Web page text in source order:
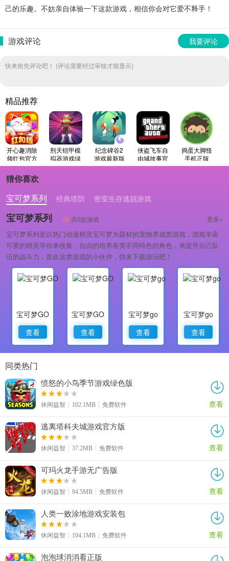
己的乐趣。不妨亲自体验一下这款游戏，相信你会对它爱不释手！
游戏评论 我要评论
快来抢先评论吧！ (评论需要经过审核才能显示)
精品推荐
开心趣消除
领红包官方
最新版
刑天铠甲模
拟器游戏绿
色版
纪念碑谷2
游戏最新版
侠盗飞车自
由城故事官
方正版
捣蛋大脚怪
手机正版
猜你喜欢
宝可梦系列
经典塔防 密室生存逃脱游戏
宝可梦系列 共0款游戏 更多>
宝可梦系列是以热门动漫精灵宝可梦为题材的宠物养成类游戏，游戏丰富
可爱的精灵等你来收集，自由的培养各类不同特色的角色，来提升自己队
伍的战斗力，喜欢这类游戏的小伙伴，快来下载游玩吧！
宝可梦GO
查看
宝可梦GO
查看
宝可梦go
查看
宝可梦go
查看
同类热门
愤怒的小鸟季节游戏绿色版
休闲益智 102.1MB 免费软件 查看
逃离塔科夫城游戏官方版
休闲益智 37.2MB 免费软件 查看
可玛火龙手游无广告版
休闲益智 94.5MB 免费软件 查看
人类一败涂地游戏安装包
休闲益智 104.1MB 免费软件 查看
泡泡球消消看正版